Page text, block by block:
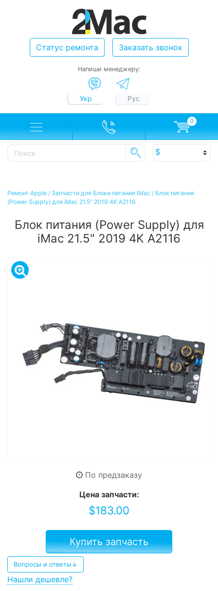
Статус ремонта Заказать звонок
Напиши менеджеру:
Укр Рус
0
Ремонт Apple / Запчасти для Блоки питания iMac / Блок питания
(Power Supply) для iMac 21.5" 2019 4K A2116
Блок питания (Power Supply) для
iMac 21.5" 2019 4K A2116
По предзаказу
Цена запчасти:
$183.00
Купить запчасть
Вопросы и ответы↓
Нашли дешевле?